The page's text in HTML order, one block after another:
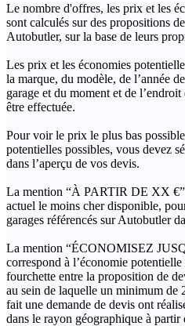
Le nombre d'offres, les prix et les
sont calculés sur des propositions
Autobutler, sur la base de leurs
Les prix et les économies
la marque, du modèle, de l’année
garage et du moment et de
être effectuée.
Pour voir le prix le plus bas
potentielles possibles, vous devez
dans l’aperçu de vos devis.
La mention “À PARTIR DE XX
actuel le moins cher disponible,
garages référencés sur Autobutler
La mention “ÉCONOMISEZ
correspond à l’économie
fourchette entre la proposition de
au sein de laquelle un minimum de
fait une demande de devis ont
dans le rayon géographique à partir